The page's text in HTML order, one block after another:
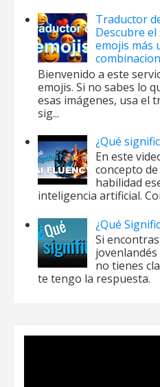
Traductor
Descubre
emojis más
Bienvenido a este
emojis. Si no sabes lo
esas imágenes, usa el
sig...
¿Qué
En este
concepto
habilidad
inteligencia artificial.
¿Qué
Si
no tienes
te tengo la respuesta.